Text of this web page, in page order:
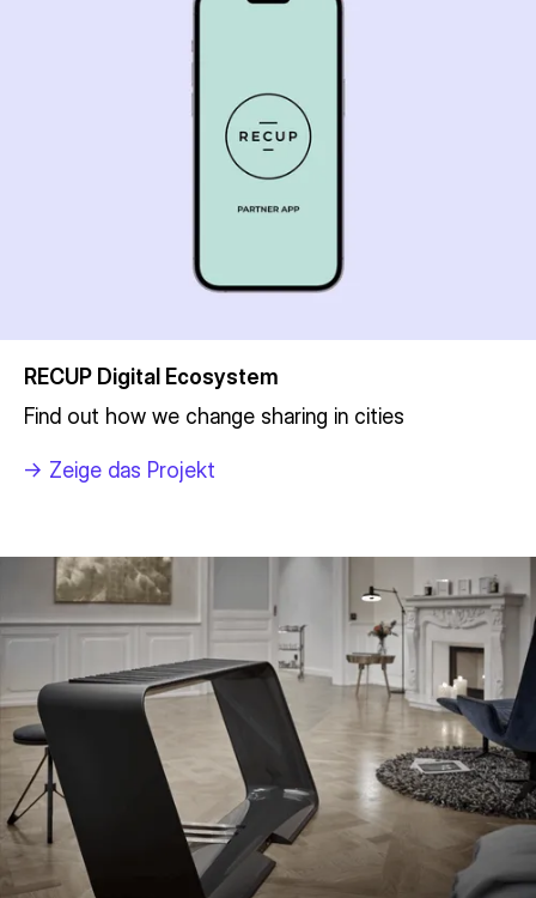
RECUP Digital Ecosystem
Find out how we change sharing in cities
-> Zeige das Projekt